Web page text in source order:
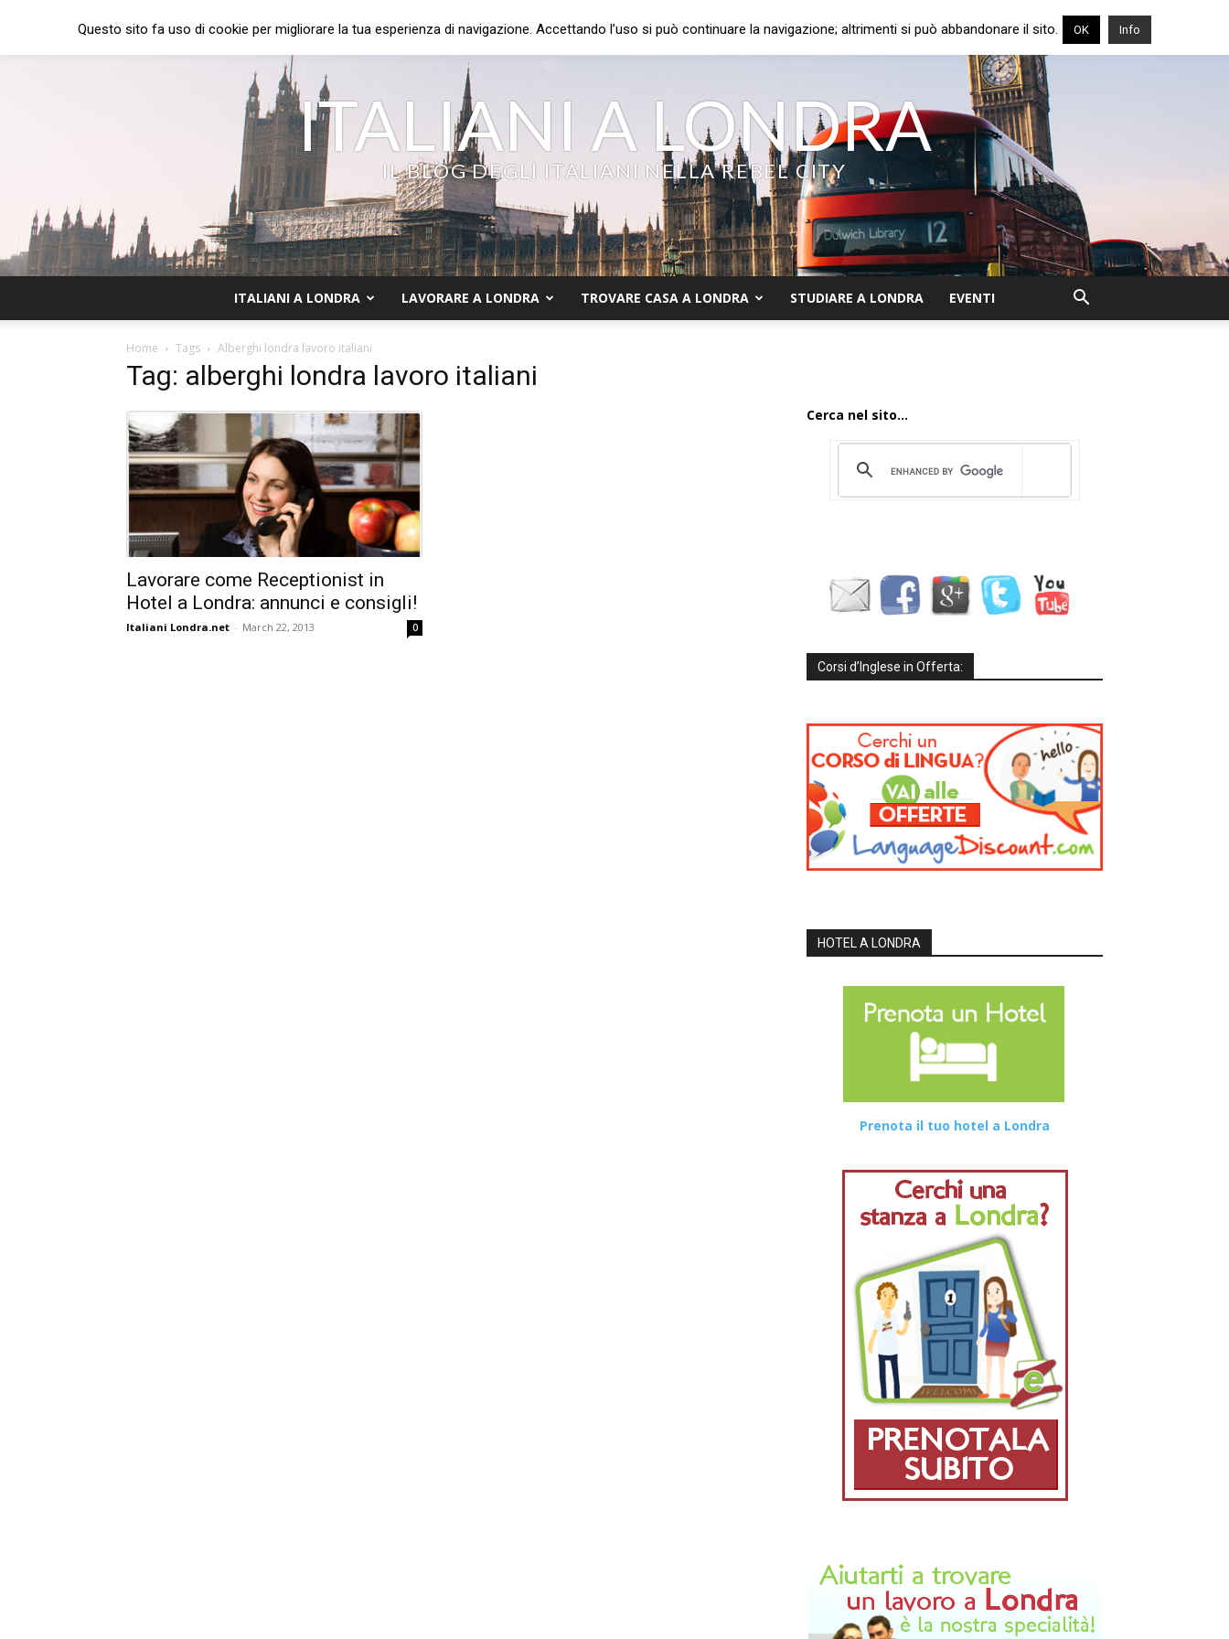
ITALIANI A LONDRA
IL BLOG DEGLI ITALIANI NELLA REBEL CITY
ITALIANI A LONDRA LAVORARE A LONDRA TROVARE CASA A LONDRA STUDIARE A LONDRA EVENTI
Home Tags Alberghi londra lavoro italiani
Tag: alberghi londra lavoro italiani
Lavorare come Receptionist in
Hotel a Londra: annunci e consigli!
Italiani Londra.net - March 22, 2013 0
Cerca nel sito...
Corsi d’Inglese in Offerta:
HOTEL A LONDRA
Prenota il tuo hotel a Londra
Questo sito fa uso di cookie per migliorare la tua esperienza di navigazione. Accettando l’uso si può continuare la navigazione; altrimenti si può abbandonare il sito. OK Info